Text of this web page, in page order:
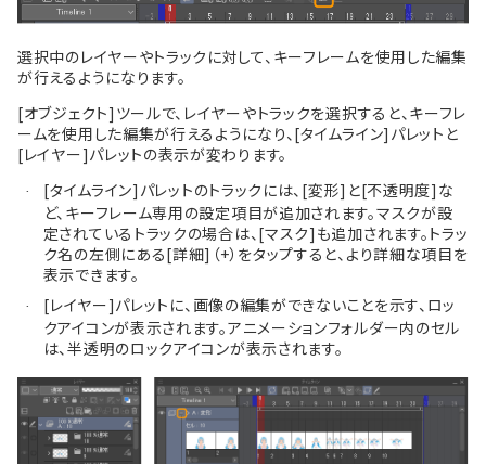
選択中のレイヤーやトラックに対して、キーフレームを使用した編集
が行えるようになります。
[オブジェクト]ツールで、レイヤーやトラックを選択すると、キーフレ
ームを使用した編集が行えるようになり、[タイムライン]パレットと
[レイヤー]パレットの表示が変わります。
·
[タイムライン]パレットのトラックには、[変形]と[不透明度]な
ど、キーフレーム専用の設定項目が追加されます。マスクが設
定されているトラックの場合は、[マスク]も追加されます。トラッ
ク名の左側にある[詳細]（+）をタップすると、より詳細な項目を
表示できます。
·
[レイヤー]パレットに、画像の編集ができないことを示す、ロッ
クアイコンが表示されます。アニメーションフォルダー内のセル
は、半透明のロックアイコンが表示されます。